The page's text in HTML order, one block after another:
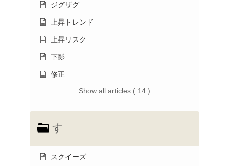
ジグザグ
上昇トレンド
上昇リスク
下影
修正
Show all articles ( 14 )
す
スクイーズ